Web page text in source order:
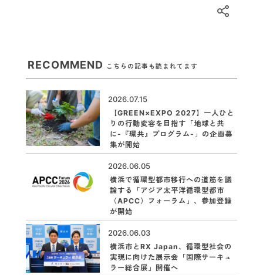
RECOMMEND こちらの記事も読まれてます
2026.07.15
【GREEN×EXPO 2027】一人ひと
りの行動変容を目指す「地球と共
に-『環共』プログラム-」の企画募
集が開始
2026.06.05
横浜で循環型都市移行への道筋を議
論する「アジア太平洋循環型都市
（APCC）フォーラム」、参加登録
が開始
2026.06.03
横浜市とRX Japan、循環型社会の
実現に向けた展示会「国際サーキュ
ラー総合展」開催へ